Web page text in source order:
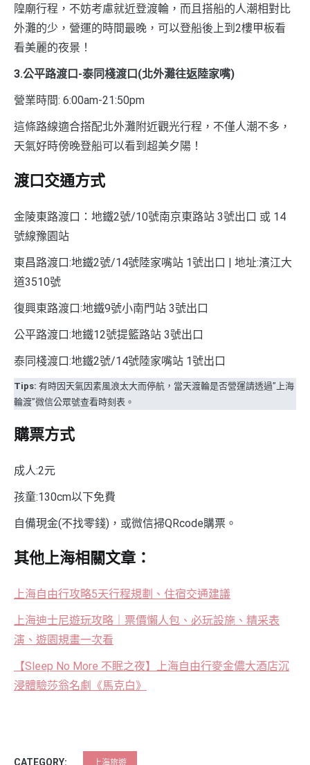
隍廟行程，不妨考慮就近登渡輪，而且搭船的人潮相對比
外灘的少，營運的時間最晚，可以登船後上到2樓甲板看
看美麗的夜景！
3.公平路渡口-泰同棧渡口(北外灘往返陸家嘴)
營業時間: 6:00am-21:50pm
這條路線適合搭配北外灘附近觀光行程，不僅人潮不多，
天氣好時傍晚登船可以看到超美夕陽！
渡口交通方式
金陵東路渡口：地鐵2號/10號南京東路站 3號出口 或 14
號線豫園站
東昌路渡口:地鐵2號/14號陸家嘴站 1號出口 | 地址:濱江大
道3510號
復興東路渡口:地鐵9號小南門站 3號出口
公平路渡口:地鐵12號提籃路站 3號出口
泰同棧渡口:地鐵2號/14號陸家嘴站 1號出口
Tips: 有時因天氣因素風浪太大而停航，當天渡輪是否營運請透過”上海
輪渡”微信公眾號查看時刻表。
購票方式
成人:2元
孩童:130cm以下免費
自備現金(不找零錢)，或微信掃QRcode購票。
其他上海相關文章：
上海自由行攻略5天行程規劃、住宿交通建議
上海迪士尼遊玩攻略｜票價懶人包、必玩設施、精采表
演、遊園規畫一次看
【Sleep No More 不眠之夜】上海自由行麥金儂大酒店沉
浸體驗莎翁名劇《馬克白》
CATEGORY: 上海旅遊